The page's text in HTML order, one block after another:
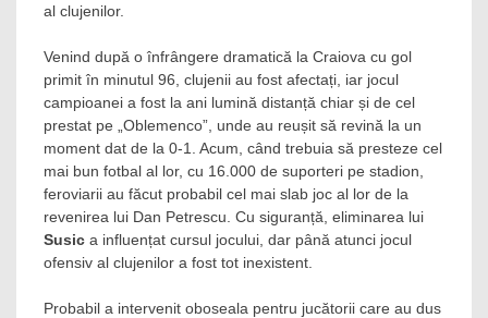
al clujenilor.
Venind după o înfrângere dramatică la Craiova cu gol
primit în minutul 96, clujenii au fost afectați, iar jocul
campioanei a fost la ani lumină distanță chiar și de cel
prestat pe „Oblemenco”, unde au reușit să revină la un
moment dat de la 0-1. Acum, când trebuia să presteze cel
mai bun fotbal al lor, cu 16.000 de suporteri pe stadion,
feroviarii au făcut probabil cel mai slab joc al lor de la
revenirea lui Dan Petrescu. Cu siguranță, eliminarea lui
Susic a influențat cursul jocului, dar până atunci jocul
ofensiv al clujenilor a fost tot inexistent.
Probabil a intervenit oboseala pentru jucătorii care au dus